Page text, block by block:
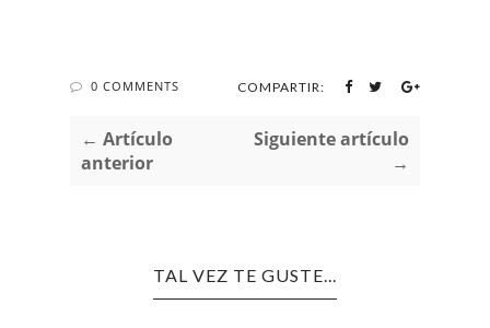
0 COMMENTS COMPARTIR:
← Artículo
anterior
Siguiente artículo
→
TAL VEZ TE GUSTE...